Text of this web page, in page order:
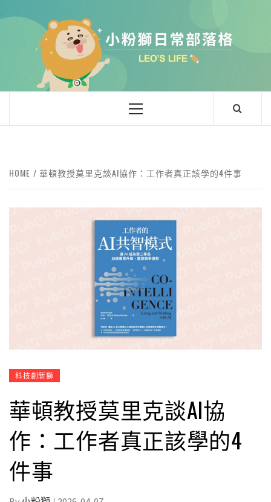
小粉獅日常
LEO'Ｓ LIFE
HOME 華頓教授莫里克談AI協作：工作者真正該學的4件事
科技創新獅
華頓教授莫里克談AI協
作：工作者真正該學的4
件事